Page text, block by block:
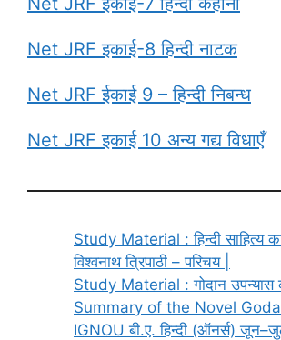
Net JRF इकाई-8 हिन्दी नाटक
Net JRF ईकाई 9 – हिन्दी निबन्ध
Net JRF इकाई 10 अन्य गद्य विधाएँ
Study Material : हिन्दी साहित्य
विश्वनाथ त्रिपाठी – परिचय |
Study Material : गोदान उपन्यास
Summary of the Novel
IGNOU बी.ए. हिन्दी (ऑनर्स)